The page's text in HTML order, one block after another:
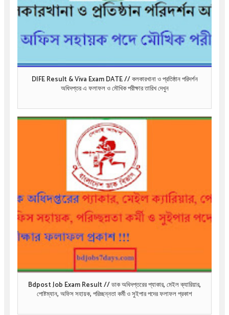
DIFE Result & Viva Exam DATE // কলকারখানা ও প্রতিষ্ঠান ‍পরিদর্শন
অধিদপ্তর এ ফলাফল ও মৌখিক পরীক্ষার তারিখ দেখুন
Bdpost Job Exam Result // ডাক অধিদপ্তরের প্যাকার, মেইল ক্যারিয়ার,
পোষ্টম্যান, অফিস সহায়ক, পরিচ্ছন্নতা কর্মী ও সুইপার পদের ফলাফল প্রকাশ